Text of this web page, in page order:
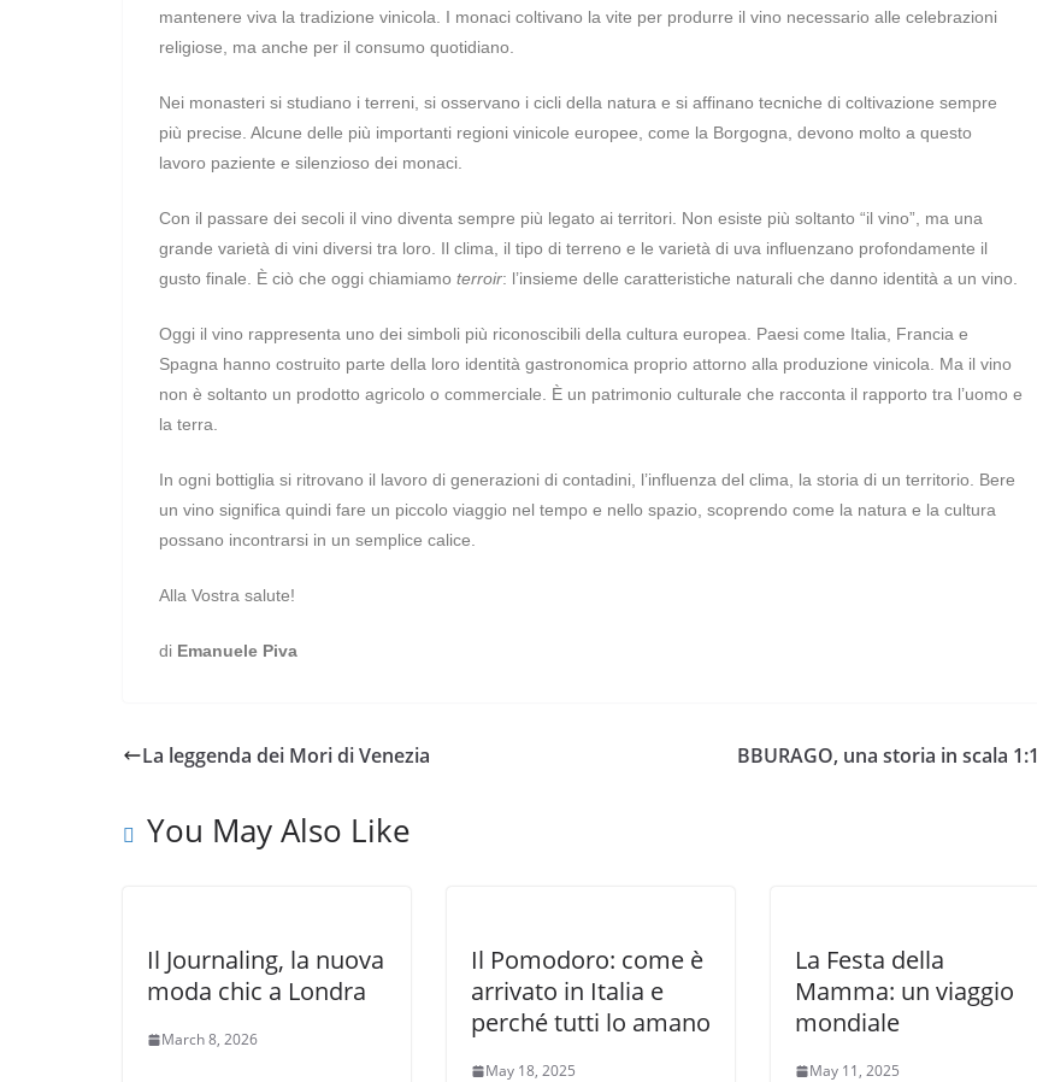
mantenere viva la tradizione vinicola. I monaci coltivano la vite per produrre il vino necessario alle celebrazioni
religiose, ma anche per il consumo quotidiano.
Nei monasteri si studiano i terreni, si osservano i cicli della natura e si affinano tecniche di coltivazione sempre
più precise. Alcune delle più importanti regioni vinicole europee, come la Borgogna, devono molto a questo
lavoro paziente e silenzioso dei monaci.
Con il passare dei secoli il vino diventa sempre più legato ai territori. Non esiste più soltanto “il vino”, ma una
grande varietà di vini diversi tra loro. Il clima, il tipo di terreno e le varietà di uva influenzano profondamente il
gusto finale. È ciò che oggi chiamiamo terroir: l’insieme delle caratteristiche naturali che danno identità a un vino.
Oggi il vino rappresenta uno dei simboli più riconoscibili della cultura europea. Paesi come Italia, Francia e
Spagna hanno costruito parte della loro identità gastronomica proprio attorno alla produzione vinicola. Ma il vino
non è soltanto un prodotto agricolo o commerciale. È un patrimonio culturale che racconta il rapporto tra l’uomo e
la terra.
In ogni bottiglia si ritrovano il lavoro di generazioni di contadini, l’influenza del clima, la storia di un territorio. Bere
un vino significa quindi fare un piccolo viaggio nel tempo e nello spazio, scoprendo come la natura e la cultura
possano incontrarsi in un semplice calice.
Alla Vostra salute!
di Emanuele Piva
La leggenda dei Mori di Venezia BBURAGO, una storia in scala 1:1
You May Also Like
Il Journaling, la nuova
moda chic a Londra
March 8, 2026
Il Pomodoro: come è
arrivato in Italia e
perché tutti lo amano
May 18, 2025
La Festa della
Mamma: un viaggio
mondiale
May 11, 2025